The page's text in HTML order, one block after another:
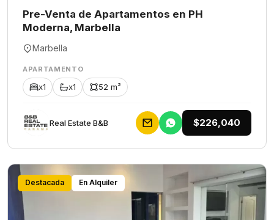
Pre-Venta de Apartamentos en PH
Moderna, Marbella
Marbella
APARTAMENTO
x1 x1 52 m²
Rеаl Еstаtе В&В $226,040
Destacada En Alquiler